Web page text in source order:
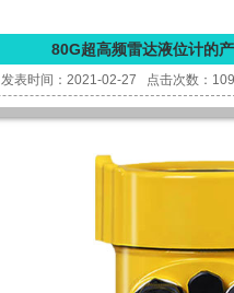
80G超高频雷达液位计的
发表时间：2021-02-27 点击次数：